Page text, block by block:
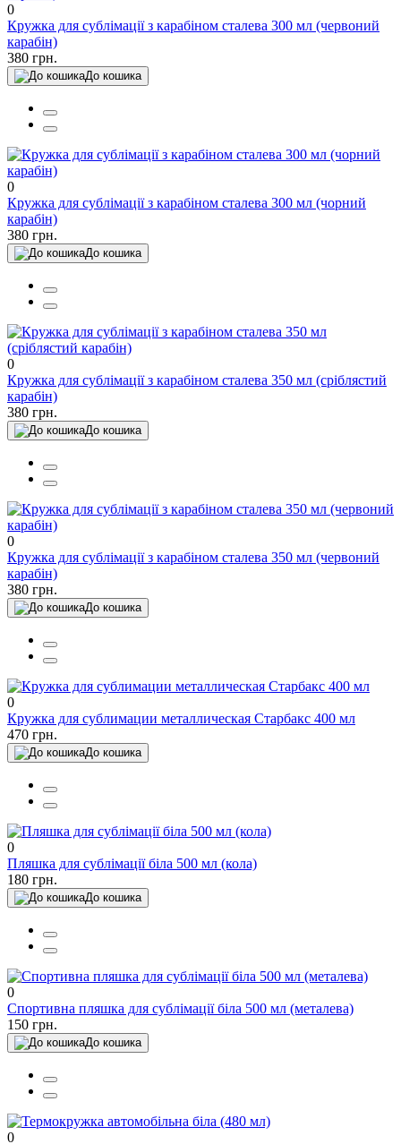
0
Кружка для сублімації з карабіном сталева 300 мл (червоний
карабін)
380 грн.
До кошика
0
Кружка для сублімації з карабіном сталева 300 мл (чорний
карабін)
380 грн.
До кошика
0
Кружка для сублімації з карабіном сталева 350 мл (сріблястий
карабін)
380 грн.
До кошика
0
Кружка для сублімації з карабіном сталева 350 мл (червоний
карабін)
380 грн.
До кошика
0
Кружка для сублимации металлическая Старбакс 400 мл
470 грн.
До кошика
0
Пляшка для сублімації біла 500 мл (кола)
180 грн.
До кошика
0
Спортивна пляшка для сублімації біла 500 мл (металева)
150 грн.
До кошика
0